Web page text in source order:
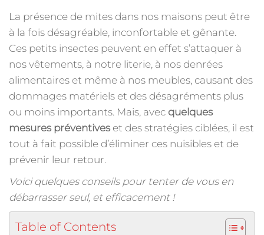
La présence de mites dans nos maisons peut être
à la fois désagréable, inconfortable et gênante.
Ces petits insectes peuvent en effet s’attaquer à
nos vêtements, à notre literie, à nos denrées
alimentaires et même à nos meubles, causant des
dommages matériels et des désagréments plus
ou moins importants. Mais, avec quelques
mesures préventiveset des stratégies ciblées, il est
tout à fait possible d’éliminer ces nuisibles et de
prévenir leur retour.
Voici quelques conseils pour tenter de vous en
débarrasser seul, et efficacement !
Table of Contents